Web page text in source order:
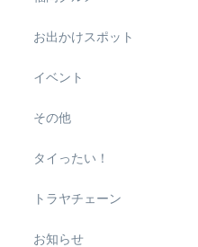
お出かけスポット
イベント
その他
タイったい！
トラヤチェーン
お知らせ